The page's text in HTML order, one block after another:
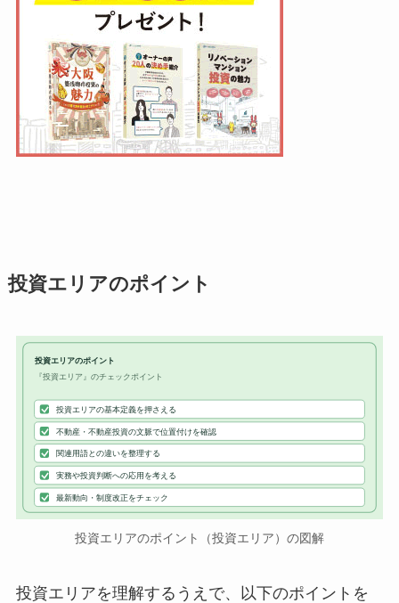
投資エリアのポイント
投資エリアのポイント
『投資エリア』のチェックポイント
投資エリアの基本定義を押さえる
不動産・不動産投資の文脈で位置付けを確認
関連用語との違いを整理する
実務や投資判断への応用を考える
最新動向・制度改正をチェック
投資エリアのポイント（投資エリア）の図解
投資エリアを理解するうえで、以下のポイントを